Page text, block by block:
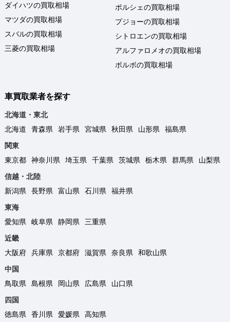
ダイハツの買取相場
マツダの買取相場
スバルの買取相場
三菱の買取相場
ポルシェの買取相場
プジョーの買取相場
シトロエンの買取相場
アルファロメオの買取相場
ボルボの買取相場
車買取業者を探す
北海道・東北
北海道
青森県 岩手県 宮城県 秋田県 山形県
福島県
関東
東京都
神奈川県 埼玉県 千葉県 茨城県 栃木県 群馬県
山梨県
信越・北陸
新潟県
長野県 富山県 石川県
福井県
東海
愛知県
岐阜県 静岡県
三重県
近畿
大阪府
兵庫県 京都府 滋賀県 奈良県
和歌山県
中国
鳥取県
島根県 岡山県 広島県
山口県
四国
徳島県
香川県 愛媛県
高知県